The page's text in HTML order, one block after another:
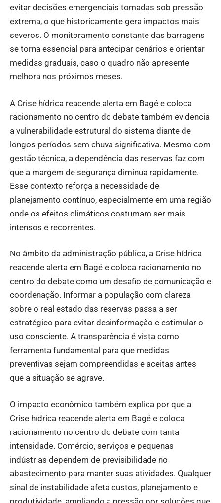
evitar decisões emergenciais tomadas sob pressão
extrema, o que historicamente gera impactos mais
severos. O monitoramento constante das barragens
se torna essencial para antecipar cenários e orientar
medidas graduais, caso o quadro não apresente
melhora nos próximos meses.
A Crise hídrica reacende alerta em Bagé e coloca
racionamento no centro do debate também evidencia
a vulnerabilidade estrutural do sistema diante de
longos períodos sem chuva significativa. Mesmo com
gestão técnica, a dependência das reservas faz com
que a margem de segurança diminua rapidamente.
Esse contexto reforça a necessidade de
planejamento contínuo, especialmente em uma região
onde os efeitos climáticos costumam ser mais
intensos e recorrentes.
No âmbito da administração pública, a Crise hídrica
reacende alerta em Bagé e coloca racionamento no
centro do debate como um desafio de comunicação e
coordenação. Informar a população com clareza
sobre o real estado das reservas passa a ser
estratégico para evitar desinformação e estimular o
uso consciente. A transparência é vista como
ferramenta fundamental para que medidas
preventivas sejam compreendidas e aceitas antes
que a situação se agrave.
O impacto econômico também explica por que a
Crise hídrica reacende alerta em Bagé e coloca
racionamento no centro do debate com tanta
intensidade. Comércio, serviços e pequenas
indústrias dependem de previsibilidade no
abastecimento para manter suas atividades. Qualquer
sinal de instabilidade afeta custos, planejamento e
produtividade, ampliando a pressão por soluções que